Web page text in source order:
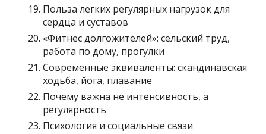
Польза легких регулярных нагрузок для
сердца и суставов
«Фитнес долгожителей»: сельский труд,
работа по дому, прогулки
Современные эквиваленты: скандинавская
ходьба, йога, плавание
Почему важна не интенсивность, а
регулярность
Психология и социальные связи